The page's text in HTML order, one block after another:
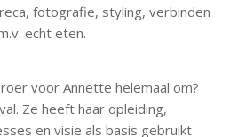
fotografie, styling, verbinden
echt eten.
voor Annette helemaal om?
Ze heeft haar opleiding,
en visie als basis gebruikt